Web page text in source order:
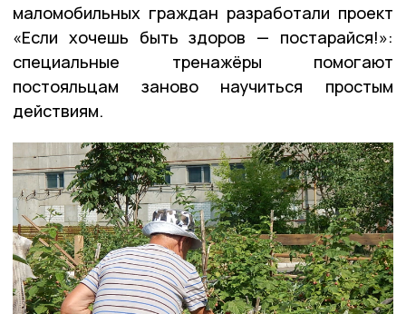
маломобильных граждан разработали проект
«Если хочешь быть здоров — постарайся!»:
специальные тренажёры помогают
постояльцам заново научиться простым
действиям.